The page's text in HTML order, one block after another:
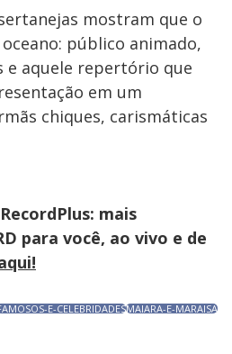
mostram que o
público animado,
e aquele repertório que
em um
chiques, carismáticas
mais
para você, ao vivo e de
E-CELEBRIDADESMAIARA-E-MARAISA